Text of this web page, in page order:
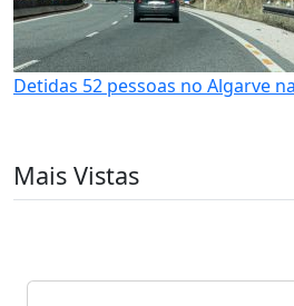
Detidas 52 pessoas no Algarve
Mais Vistas